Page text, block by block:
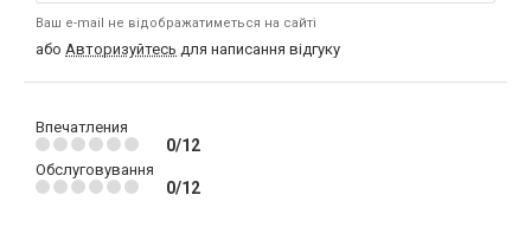
Ваш e-mail не відображатиметься на сайті
або Авторизуйтесь для написання відгуку
Впечатления
0/12
Обслуговування
0/12